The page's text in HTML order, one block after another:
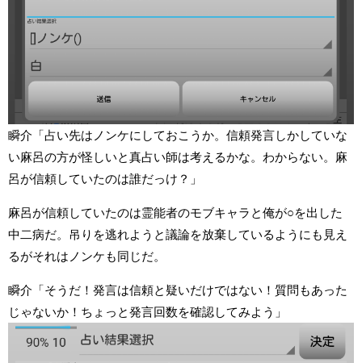
瞬介「占い先はノンケにしておこうか。信頼発言しかしていな
い麻呂の方が怪しいと真占い師は考えるかな。わからない。麻
呂が信頼していたのは誰だっけ？」
麻呂が信頼していたのは霊能者のモブキャラと俺が○を出した
中二病だ。吊りを逃れようと議論を放棄しているようにも見え
るがそれはノンケも同じだ。
瞬介「そうだ！発言は信頼と疑いだけではない！質問もあった
じゃないか！ちょっと発言回数を確認してみよう」